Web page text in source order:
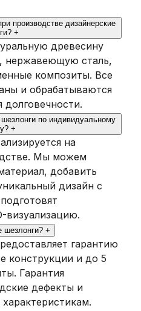
производстве дизайнерские
+
древесину
нержавеющую сталь,
композиты. Все
и обрабатываются
по индивидуальному
+
на
Мы можем
добавить
дизайн с
визуализацию.
шезлонги? +
гарантию
конструкции и до 5
Гарантия
дефекты и